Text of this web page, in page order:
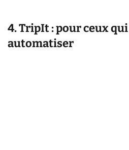
4. TripIt : pour ceux
automatiser